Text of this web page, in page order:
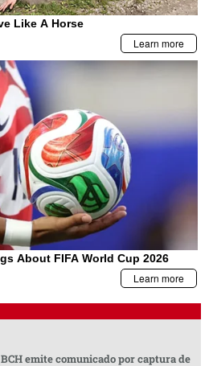
BCH emite comunicado por captura de